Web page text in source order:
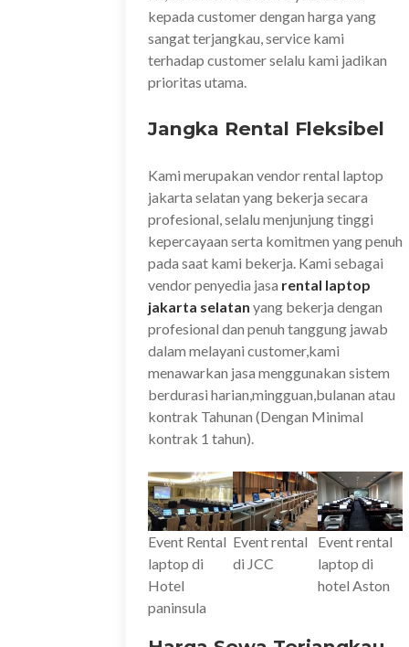
kepada customer dengan harga yang
sangat terjangkau, service kami
terhadap customer selalu kami jadikan
prioritas utama.
Jangka Rental Fleksibel
Kami merupakan vendor rental laptop
jakarta selatan yang bekerja secara
profesional, selalu menjunjung tinggi
kepercayaan serta komitmen yang penuh
pada saat kami bekerja. Kami sebagai
vendor penyedia jasa rental laptop
jakarta selatan yang bekerja dengan
profesional dan penuh tanggung jawab
dalam melayani customer,kami
menawarkan jasa menggunakan sistem
berdurasi harian,mingguan,bulanan atau
kontrak Tahunan (Dengan Minimal
kontrak 1 tahun).
Event Rental
laptop di
Hotel
paninsula
Event rental
di JCC
Event rental
laptop di
hotel Aston